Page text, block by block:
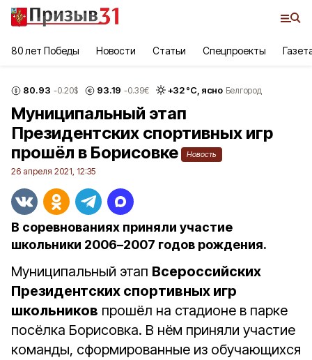
80 лет Победы Новости Статьи Спецпроекты
80.93 -0.20$ 93.19 -0.39€ +32°С, ясно Белгород
Муниципальный этап
Президентских спортивных игр
прошёл в Борисовке
Новость
26 апреля 2021, 12:35
В соревнованиях приняли участие
школьники 2006–2007 годов рождения.
Муниципальный этап Всероссийских
Президентских спортивных игр
школьников прошёл на стадионе в парке
посёлка Борисовка. В нём приняли участие
команды, сформированные из обучающихся